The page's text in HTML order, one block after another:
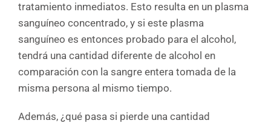
tratamiento inmediatos. Esto resulta en un plasma
sanguíneo concentrado, y si este plasma
sanguíneo es entonces probado para el alcohol,
tendrá una cantidad diferente de alcohol en
comparación con la sangre entera tomada de la
misma persona al mismo tiempo.
Además, ¿qué pasa si pierde una cantidad